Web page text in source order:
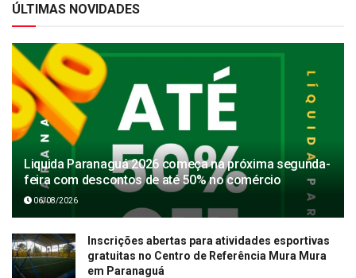
ÚLTIMAS NOVIDADES
Liquida Paranaguá 2026 começa na próxima segunda-
feira com descontos de até 50% no comércio
06/08/2026
Inscrições abertas para atividades esportivas
gratuitas no Centro de Referência Mura Mura
em Paranaguá